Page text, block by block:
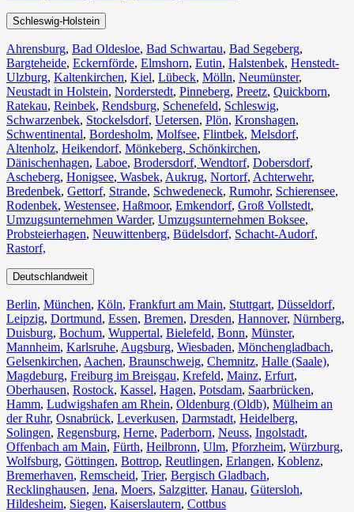
Schleswig-Holstein
Ahrensburg, Bad Oldesloe, Bad Schwartau, Bad Segeberg,
Bargteheide, Eckernförde, Elmshorn, Eutin, Halstenbek, Henstedt-
Ulzburg, Kaltenkirchen, Kiel, Lübeck, Mölln, Neumünster,
Neustadt in Holstein, Norderstedt, Pinneberg, Preetz, Quickborn,
Ratekau, Reinbek, Rendsburg, Schenefeld, Schleswig,
Schwarzenbek, Stockelsdorf, Uetersen, Plön, Kronshagen,
Schwentinental, Bordesholm, Molfsee, Flintbek, Melsdorf,
Altenholz, Heikendorf, Mönkeberg, Schönkirchen,
Dänischenhagen, Laboe, Brodersdorf, Wendtorf, Dobersdorf,
Ascheberg, Honigsee, Wasbek, Aukrug, Nortorf, Achterwehr,
Bredenbek, Gettorf, Strande, Schwedeneck, Rumohr, Schierensee,
Rodenbek, Westensee, Haßmoor, Emkendorf, Groß Vollstedt,
Umzugsunternehmen Warder, Umzugsunternehmen Boksee,
Probsteierhagen, Neuwittenberg, Büdelsdorf, Schacht-Audorf,
Rastorf,
Deutschlandweit
Berlin⁠, München, Köln⁠, Frankfurt am Main, Stuttgart, Düsseldorf,
Leipzig, Dortmund, Essen, Bremen, Dresden, Hannover, Nürnberg,
Duisburg⁠, Bochum, Wuppertal⁠, Bielefeld⁠, Bonn⁠, Münster⁠,
Mannheim, Karlsruhe, Augsburg, Wiesbaden⁠, Mönchengladbach⁠,
Gelsenkirchen⁠, Aachen⁠, Braunschweig, Chemnitz⁠, Halle (Saale)⁠,
Magdeburg, Freiburg im Breisgau⁠, Krefeld⁠, Mainz⁠, Erfurt,
Oberhausen⁠, Rostock⁠, Kassel⁠, Hagen, Potsdam, Saarbrücken⁠,
Hamm, Ludwigshafen am Rhein⁠, Oldenburg (Oldb), Mülheim an
der Ruhr, Osnabrück⁠, Leverkusen, Darmstadt⁠, Heidelberg,
Solingen, Regensburg, Herne⁠, Paderborn, Neuss, Ingolstadt,
Offenbach am Main, Fürth⁠, Heilbronn, Ulm⁠, Pforzheim, Würzburg,
Wolfsburg⁠, Göttingen, Bottrop, Reutlingen, Erlangen⁠, Koblenz,
Bremerhaven⁠, Remscheid, Trier⁠, Bergisch Gladbach,
Recklinghausen, Jena⁠, Moers⁠, Salzgitter⁠, Hanau, Gütersloh,
Hildesheim⁠, Siegen⁠, Kaiserslautern⁠, Cottbus⁠